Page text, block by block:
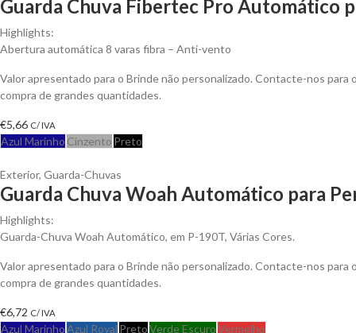
Guarda Chuva Fibertec Pro Automático
Highlights:
Abertura automática 8 varas fibra – Anti-vento
Valor apresentado para o Brinde não personalizado. Contacte-nos para
compra de grandes quantidades.
€5,66 C/ IVA
Azul Marinho Cinzento Preto
Exterior, Guarda-Chuvas
Guarda Chuva Woah Automático para
Highlights:
Guarda-Chuva Woah Automático, em P-190T, Várias Cores.
Valor apresentado para o Brinde não personalizado. Contacte-nos para
compra de grandes quantidades.
€6,72 C/ IVA
Azul MarinhoAzul Royal PretoVerde EscuroVermelho